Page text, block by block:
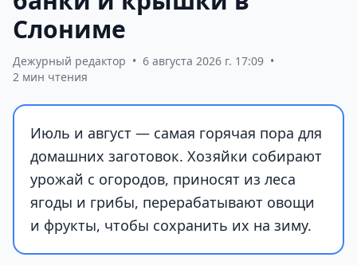
Слониме
Дежурный редактор • 6 августа 2026 г. 17:09 •
2 мин чтения
Июль и август — самая горячая пора для
домашних заготовок. Хозяйки собирают
урожай с огородов, приносят из леса
ягоды и грибы, перерабатывают овощи
и фрукты, чтобы сохранить их на зиму.